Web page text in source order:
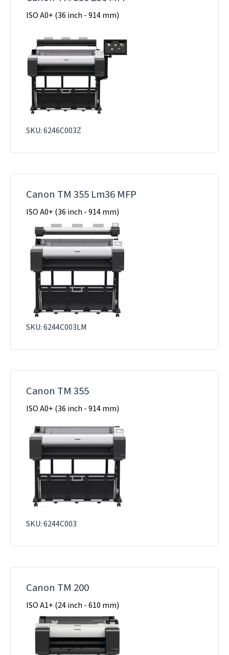
ISO A0+ (36 inch - 914 mm)
SKU: 6246C003Z
Canon TM 355 Lm36 MFP
ISO A0+ (36 inch - 914 mm)
SKU: 6244C003LM
Canon TM 355
ISO A0+ (36 inch - 914 mm)
SKU: 6244C003
Canon TM 200
ISO A1+ (24 inch - 610 mm)